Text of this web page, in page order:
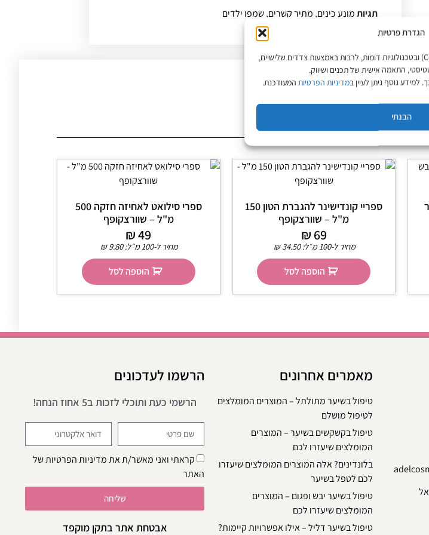
הגדרת פרטיות
באתר זה נעשה שימוש בעוגיות (Cookies) ובטכנולוגיות דומות, לרבות באמצעות צדדים שלישיים,
התאמה אישית של תכנים ושיווק.
נוסף ניתן לעיין במדיניות הפרטיות המעודכנת.
הבנתי
תגיותמונע כינים, מתיר קשרים,שמפו ילדים
ספריי קונדישינר להגברת הטון 150
מ"ל – שוורצקופף
₪ 69
מחיר ל-100 מ״ל: ₪34.50
הוספה לסל
ספרי סילואט לאחיזה חזקה 500
מ"ל – שוורצקופף
₪49
מחיר ל-100 מ״ל: ₪9.80
הוספה לסל
מאמרים אחרונים
טיפול בשיער מתולתל – המוצרים המומלצים
לטיפול מושלם
טיפול בקשקשים בשיער – המוצרים
המומלצים שיעזרו לכם
בלונדינים? אלה המוצרים המומלצים שיעזרו
לכם לטפל בשיער
טיפול בשיער יבש ופגום – המוצרים
המומלצים שיעזרו לכם
טיפול בשיער דליל – אילו אפשרויות קיימות?
הרשמו לעדכונים
הרשמי כעת ותוכלי לזכות ב5 אחוז הנחה!
קראתי ואני מאשר/ת אתמדיניות הפרטיותשל
האתר
שליחה
אבטחת אתר בתקן מוקפד